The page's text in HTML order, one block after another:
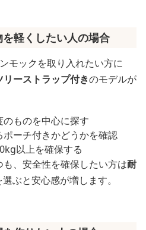
軽くしたい人の場合
モックを取り入れたい方に
ーストラップ付きのモデルが
ものを中心に探す
ーチ付きかどうかを確認
以上を確保する
、安全性を確保したい方は耐
選ぶと安心感が増します。